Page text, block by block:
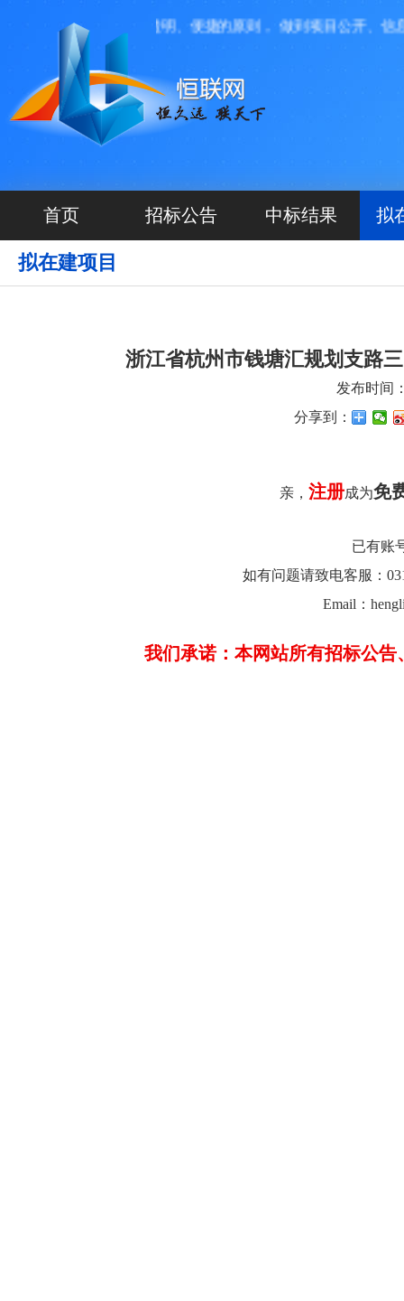
我们本着高效、透明、便捷的原则， 做到项目公开、信息互
首页 招标公告 中标结果 拟
拟在建项目
浙江省杭州市钱塘汇规划支路
发布时间
分享到：
亲， 注册成为免
已有账
如有问题请致电客服：
Email：
我们承诺：本网站所有招标公